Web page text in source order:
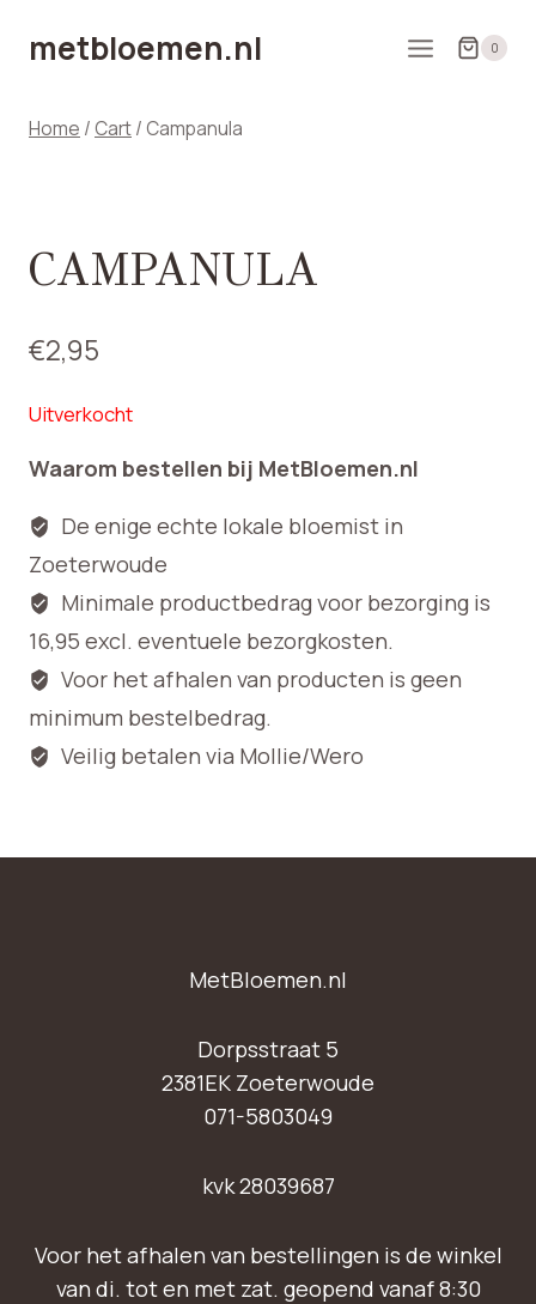
naarmetbloemen.nl 0
Home / Cart/ Campanula
CAMPANULA
€2,95
Uitverkocht
Waarom bestellen bij MetBloemen.nl
De enige echte lokale bloemist in
Zoeterwoude
Minimale productbedrag voor bezorging is
16,95 excl. eventuele bezorgkosten.
Voor het afhalen van producten is geen
minimum bestelbedrag.
Veilig betalen via Mollie/Wero
MetBloemen.nl
Dorpsstraat 5
2381EK Zoeterwoude
071-5803049
kvk 28039687
Voor het afhalen van bestellingen is de winkel
van di. tot en met zat. geopend vanaf 8:30